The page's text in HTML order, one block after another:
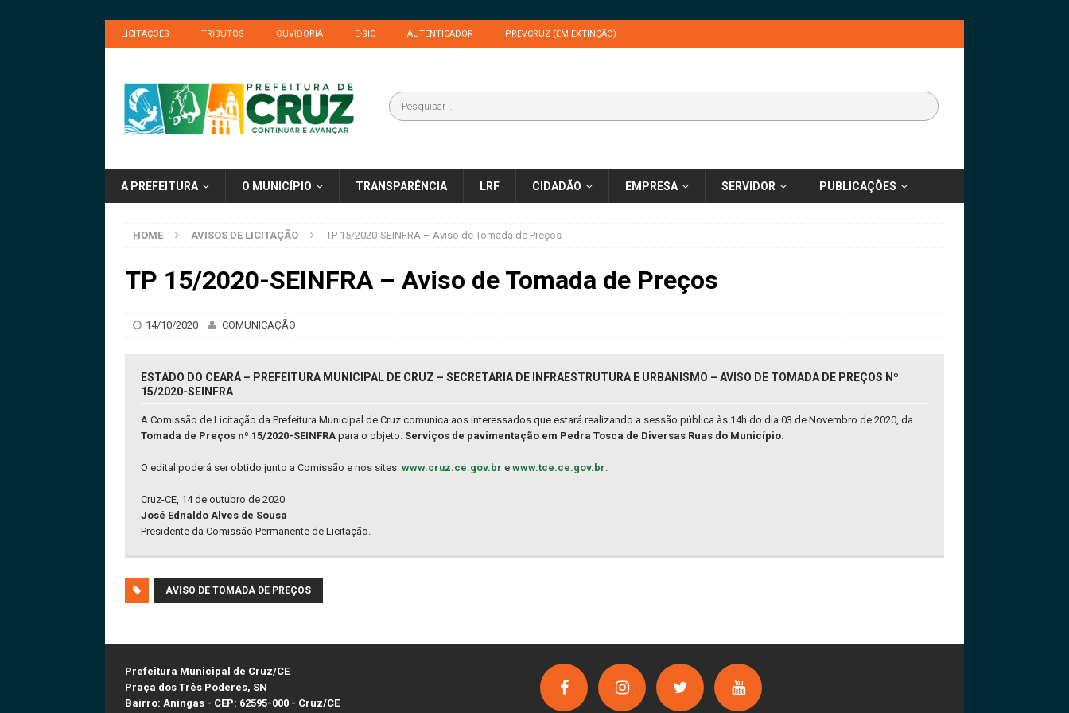
LICITAÇÕES TRIBUTOS OUVIDORIA E-SIC AUTENTICADOR PREVCRUZ (EM EXTINÇÃO)
A PREFEITURA O MUNICÍPIO TRANSPARÊNCIA LRF CIDADÃO EMPRESA SERVIDOR PUBLICAÇÕES
HOME AVISOS DE LICITAÇÃO TP 15/2020-SEINFRA – Aviso de Tomada de Preços
TP 15/2020-SEINFRA – Aviso de Tomada de Preços
14/10/2020 COMUNICAÇÃO
ESTADO DO CEARÁ – PREFEITURA MUNICIPAL DE CRUZ – SECRETARIA DE INFRAESTRUTURA E URBANISMO – AVISO DE TOMADA DE PREÇOS Nº
15/2020-SEINFRA
A Comissão de Licitação da Prefeitura Municipal de Cruz comunica aos interessados que estará realizando a sessão pública às 14h do dia 03 de Novembro de 2020, da
Tomada de Preços nº 15/2020-SEINFRA para o objeto: Serviços de pavimentação em Pedra Tosca de Diversas Ruas do Município.
O edital poderá ser obtido junto a Comissão e nos sites: www.cruz.ce.gov.br e www.tce.ce.gov.br.
Cruz-CE, 14 de outubro de 2020
José Ednaldo Alves de Sousa
Presidente da Comissão Permanente de Licitação.
AVISO DE TOMADA DE PREÇOS
Prefeitura Municipal de Cruz/CE
Praça dos Três Poderes, SN
Bairro: Aningas - CEP: 62595-000 - Cruz/CE